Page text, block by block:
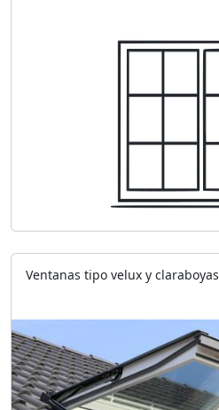
Ventanas tipo velux y claraboyas